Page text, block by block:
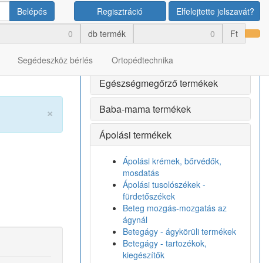
Belépés Regisztráció
Elfelejtette jelszavát?
db termék
Ft
Segédeszköz bérlés Ortopédtechnika
×
Termék kategóriák
Bérlés
Egészségmegőrző termékek
Baba-mama termékek
Ápolási termékek
Ápolási krémek, bőrvédők,
mosdatás
Ápolási tusolószékek -
fürdetőszékek
Beteg mozgás-mozgatás az
ágynál
Betegágy - ágykörüli termékek
Betegágy - tartozékok,
kiegészítők